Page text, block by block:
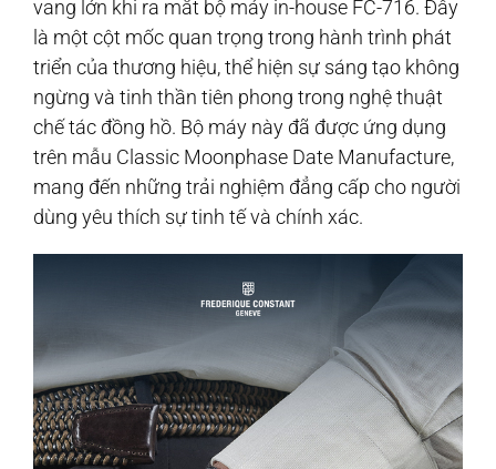
vang lớn khi ra mắt bộ máy in-house FC-716. Đây
là một cột mốc quan trọng trong hành trình phát
triển của thương hiệu, thể hiện sự sáng tạo không
ngừng và tinh thần tiên phong trong nghệ thuật
chế tác đồng hồ. Bộ máy này đã được ứng dụng
trên mẫu Classic Moonphase Date Manufacture,
mang đến những trải nghiệm đẳng cấp cho người
dùng yêu thích sự tinh tế và chính xác.